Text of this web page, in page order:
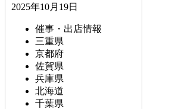
2025年10月19日
催事・出店情報
三重県
京都府
佐賀県
兵庫県
北海道
千葉県